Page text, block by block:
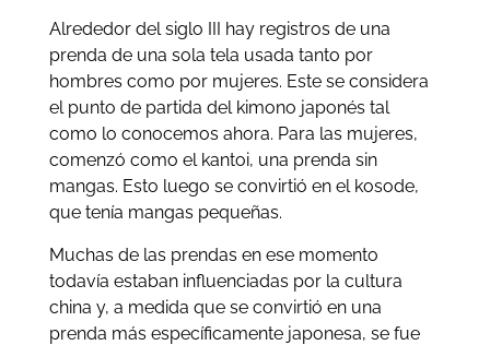
Alrededor del siglo III hay registros de una
prenda de una sola tela usada tanto por
hombres como por mujeres. Este se considera
el punto de partida del kimono japonés tal
como lo conocemos ahora. Para las mujeres,
comenzó como el kantoi, una prenda sin
mangas. Esto luego se convirtió en el kosode,
que tenía mangas pequeñas.
Muchas de las prendas en ese momento
todavía estaban influenciadas por la cultura
china y, a medida que se convirtió en una
prenda más específicamente japonesa, se fue